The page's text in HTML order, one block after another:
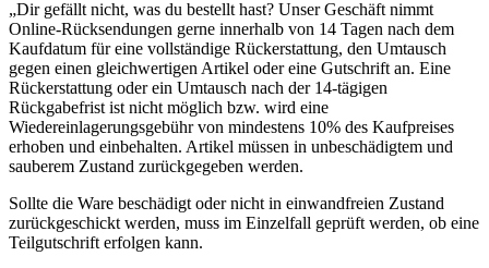
„Dir gefällt nicht, was du bestellt hast? Unser Geschäft nimmt
Online-Rücksendungen gerne innerhalb von 14 Tagen nach dem
Kaufdatum für eine vollständige Rückerstattung, den Umtausch
gegen einen gleichwertigen Artikel oder eine Gutschrift an. Eine
Rückerstattung oder ein Umtausch nach der 14-tägigen
Rückgabefrist ist nicht möglich bzw. wird eine
Wiedereinlagerungsgebühr von mindestens 10% des Kaufpreises
erhoben und einbehalten. Artikel müssen in unbeschädigtem und
sauberem Zustand zurückgegeben werden.
Sollte die Ware beschädigt oder nicht in einwandfreien Zustand
zurückgeschickt werden, muss im Einzelfall geprüft werden, ob eine
Teilgutschrift erfolgen kann.